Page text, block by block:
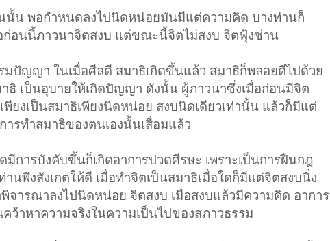
นั้น พอกำหนดลงไปนิดหน่อยมันมีแต่ความคิด บางท่านก็
อก่อนนี้ภาวนาจิตสงบ แต่ขณะนี้จิตไม่สงบ จิตฟุ้งซ่าน
ปัญญา ในเมื่อศีลดี สมาธิเกิดขึ้นแล้ว สมาธิก็พลอยดีไปด้วย
ธิ เป็นอุบายให้เกิดปัญญา ดังนั้น ผู้ภาวนาซึ่งเมื่อก่อนมีจิต
ยงเป็นสมาธิเพียงนิดหน่อย สงบนิดเดียวเท่านั้น แล้วก็มีแต่
รทำสมาธิของตนเองนั้นเสื่อมแล้ว
การบังคับขึ้นก็เกิดอาการปวดศีรษะ เพราะเป็นการฝืนกฎ
นพึงสังเกตให้ดี เมื่อทำจิตเป็นสมาธิเมื่อใดก็มีแต่จิตสงบนิ่ง
ารณาลงไปนิดหน่อย จิตสงบ เมื่อสงบแล้วมีความคิด อาการ
ว้าหาความจริงในความเป็นไปของสภาวธรรม